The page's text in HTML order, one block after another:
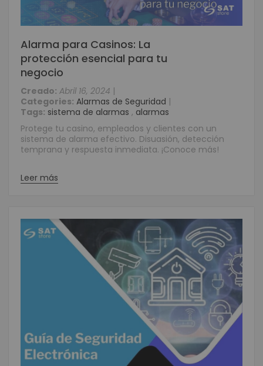
Alarma para Casinos: La
protección esencial para tu
negocio
Creado: Abril 16, 2024 |
Categories: Alarmas de Seguridad |
Tags: sistema de alarmas , alarmas
Protege tu casino, empleados y clientes con un
sistema de alarma efectivo. Disuasión, detección
temprana y respuesta inmediata. ¡Conoce más!
Leer más